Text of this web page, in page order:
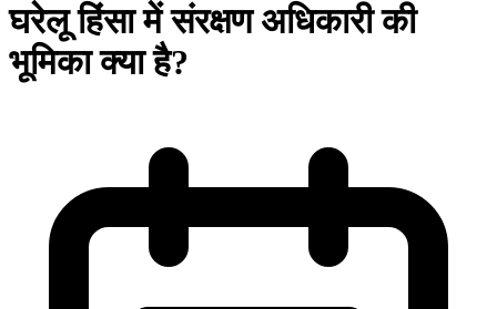
घरेलू हिंसा में संरक्षण अधिकारी की
भूमिका क्या है?